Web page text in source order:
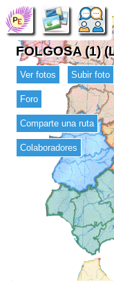
FOLGOSA (1)
Ver fotos Subir foto
Foro
Comparte una ruta
Colaboradores